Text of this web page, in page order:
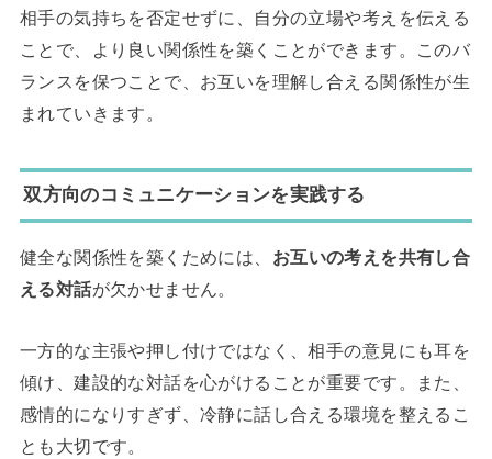
相手の気持ちを否定せずに、自分の立場や考えを伝える
ことで、より良い関係性を築くことができます。このバ
ランスを保つことで、お互いを理解し合える関係性が生
まれていきます。
双方向のコミュニケーションを実践する
健全な関係性を築くためには、 お互いの考えを共有し合
える対話が欠かせません。
一方的な主張や押し付けではなく、相手の意見にも耳を
傾け、建設的な対話を心がけることが重要です。また、
感情的になりすぎず、冷静に話し合える環境を整えるこ
とも大切です。